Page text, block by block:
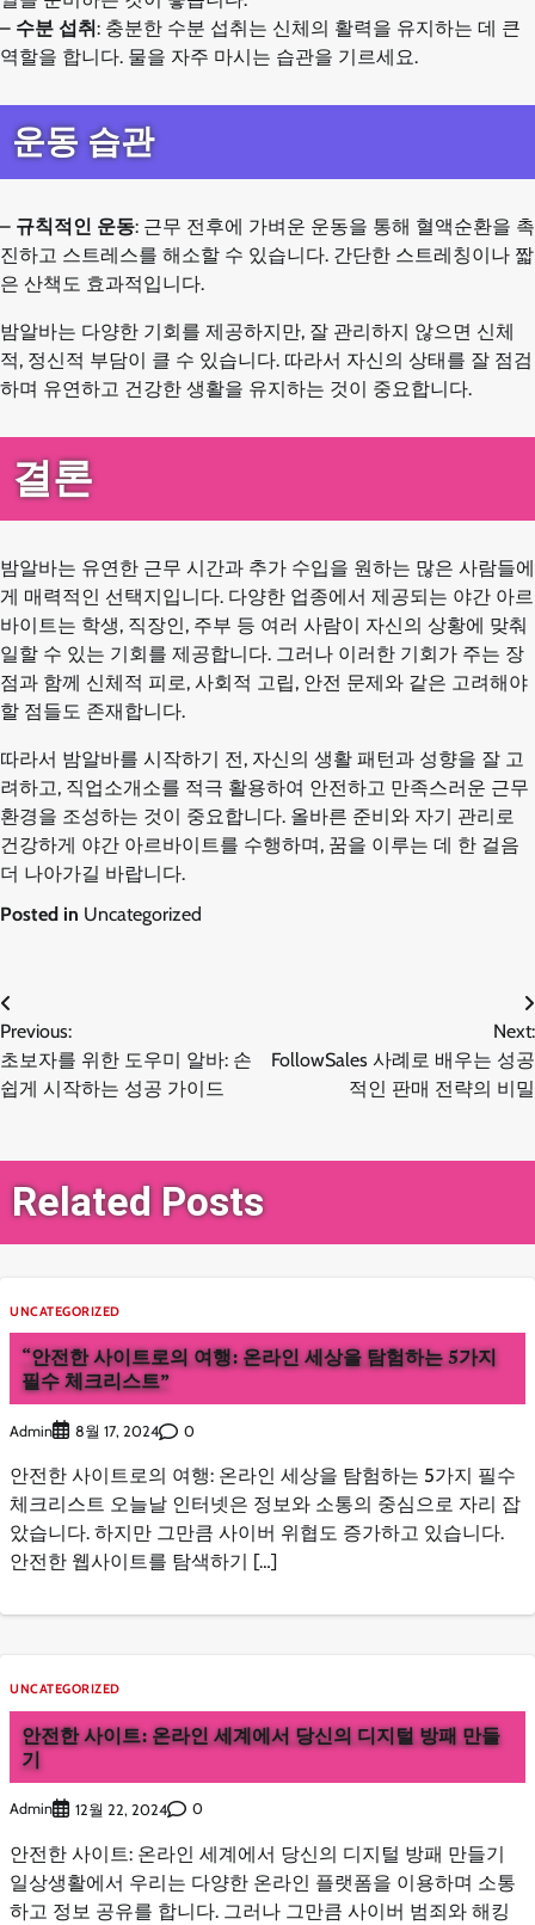
– 수분 섭취: 충분한 수분 섭취는 신체의 활력을 유지하는 데 큰
역할을 합니다. 물을 자주 마시는 습관을 기르세요.
운동 습관
– 규칙적인 운동: 근무 전후에 가벼운 운동을 통해 혈액순환을 촉
진하고 스트레스를 해소할 수 있습니다. 간단한 스트레칭이나 짧
은 산책도 효과적입니다.
밤알바는 다양한 기회를 제공하지만, 잘 관리하지 않으면 신체
적, 정신적 부담이 클 수 있습니다. 따라서 자신의 상태를 잘 점검
하며 유연하고 건강한 생활을 유지하는 것이 중요합니다.
결론
밤알바는 유연한 근무 시간과 추가 수입을 원하는 많은 사람들에
게 매력적인 선택지입니다. 다양한 업종에서 제공되는 야간 아르
바이트는 학생, 직장인, 주부 등 여러 사람이 자신의 상황에 맞춰
일할 수 있는 기회를 제공합니다. 그러나 이러한 기회가 주는 장
점과 함께 신체적 피로, 사회적 고립, 안전 문제와 같은 고려해야
할 점들도 존재합니다.
따라서 밤알바를 시작하기 전, 자신의 생활 패턴과 성향을 잘 고
려하고, 직업소개소를 적극 활용하여 안전하고 만족스러운 근무
환경을 조성하는 것이 중요합니다. 올바른 준비와 자기 관리로
건강하게 야간 아르바이트를 수행하며, 꿈을 이루는 데 한 걸음
더 나아가길 바랍니다.
Posted in Uncategorized
글
탐
색
Previous:
초보자를 위한 도우미 알바: 손
쉽게 시작하는 성공 가이드
Next:
FollowSales 사례로 배우는 성공
적인 판매 전략의 비밀
Related Posts
UNCATEGORIZED
“안전한 사이트로의 여행: 온라인 세상을 탐험하는 5가지
필수 체크리스트”
Admin 8월 17, 2024 0
안전한 사이트로의 여행: 온라인 세상을 탐험하는 5가지 필수
체크리스트 오늘날 인터넷은 정보와 소통의 중심으로 자리 잡
았습니다. 하지만 그만큼 사이버 위협도 증가하고 있습니다.
안전한 웹사이트를 탐색하기 […]
UNCATEGORIZED
안전한 사이트: 온라인 세계에서 당신의 디지털 방패 만들
기
Admin 12월 22, 2024 0
안전한 사이트: 온라인 세계에서 당신의 디지털 방패 만들기
일상생활에서 우리는 다양한 온라인 플랫폼을 이용하며 소통
하고 정보 공유를 합니다. 그러나 그만큼 사이버 범죄와 해킹